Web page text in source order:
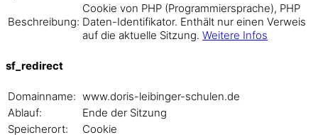
Beschreibung:
Cookie von PHP (Programmiersprache), PHP
Daten-Identifikator. Enthält nur einen Verweis
auf die aktuelle Sitzung. Weitere Infos
sf_redirect
Domainname: www.doris-leibinger-schulen.de
Ablauf:
Ende der Sitzung
Speicherort:
Cookie